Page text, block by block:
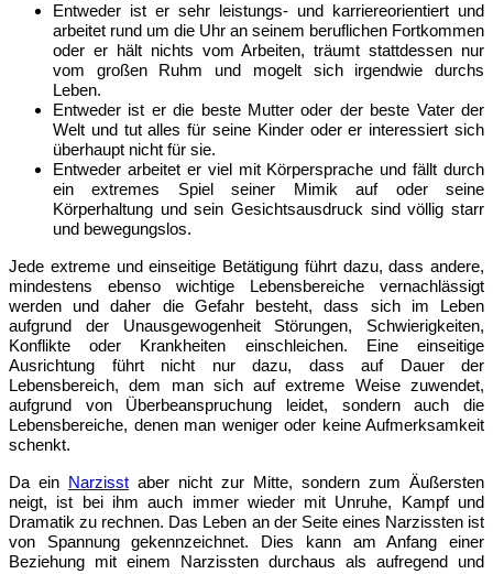
Entweder ist er sehr leistungs- und karriereorientiert und
arbeitet rund um die Uhr an seinem beruflichen Fortkommen
oder er hält nichts vom Arbeiten, träumt stattdessen nur
vom großen Ruhm und mogelt sich irgendwie durchs
Leben.
Entweder ist er die beste Mutter oder der beste Vater der
Welt und tut alles für seine Kinder oder er interessiert sich
überhaupt nicht für sie.
Entweder arbeitet er viel mit Körpersprache und fällt durch
ein extremes Spiel seiner Mimik auf oder seine
Körperhaltung und sein Gesichtsausdruck sind völlig starr
und bewegungslos.
Jede extreme und einseitige Betätigung führt dazu, dass andere,
mindestens ebenso wichtige Lebensbereiche vernachlässigt
werden und daher die Gefahr besteht, dass sich im Leben
aufgrund der Unausgewogenheit Störungen, Schwierigkeiten,
Konflikte oder Krankheiten einschleichen. Eine einseitige
Ausrichtung führt nicht nur dazu, dass auf Dauer der
Lebensbereich, dem man sich auf extreme Weise zuwendet,
aufgrund von Überbeanspruchung leidet, sondern auch die
Lebensbereiche, denen man weniger oder keine Aufmerksamkeit
schenkt.
Da ein Narzisst aber nicht zur Mitte, sondern zum Äußersten
neigt, ist bei ihm auch immer wieder mit Unruhe, Kampf und
Dramatik zu rechnen. Das Leben an der Seite eines Narzissten ist
von Spannung gekennzeichnet. Dies kann am Anfang einer
Beziehung mit einem Narzissten durchaus als aufregend und